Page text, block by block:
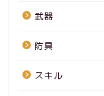
武器
防具
スキル